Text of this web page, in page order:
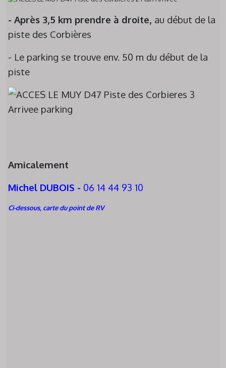
- Après 3,5 km prendre à droite, au début de la
piste des Corbières
- Le parking se trouve env. 50 m du début de la
piste
Amicalement
Michel DUBOIS - 06 14 44 93 10
Ci-dessous, carte du point de RV